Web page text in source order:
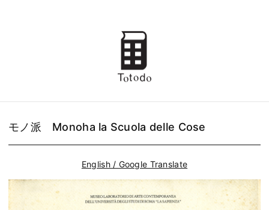
モノ派 Monoha la Scuola delle Cose
English / Google Translate